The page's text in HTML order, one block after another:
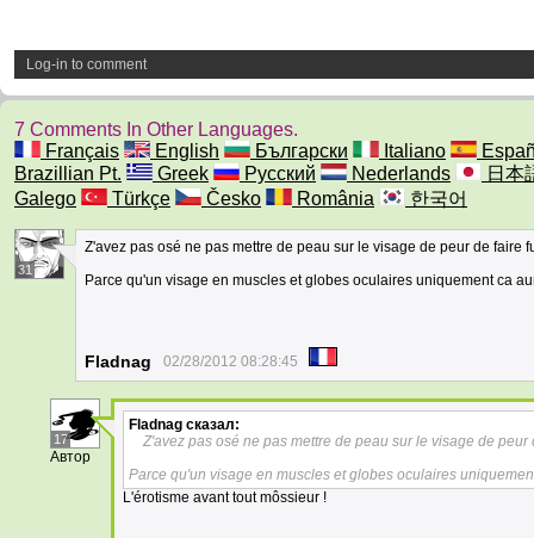
Log-in to comment
7 Comments In Other Languages.
Français
English Български Italiano
Brazillian Pt.
Greek Русский Nederlands
日本
Galego
Türkçe Česko România 한국어
31
Z'avez pas osé ne pas mettre de peau sur le visage de peur de faire
Parce qu'un visage en muscles et globes oculaires uniquement ca
Fladnag 02/28/2012 08:28:45
17
Автор
Fladnag сказал:
Z'avez pas osé ne pas mettre de peau sur le visage de peur
Parce qu'un visage en muscles et globes oculaires
L'érotisme avant tout môssieur !